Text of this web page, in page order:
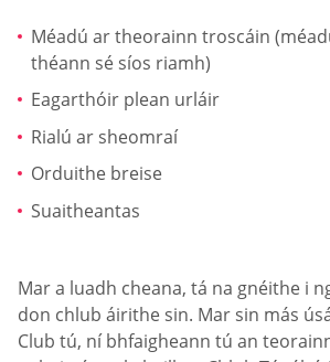
Méadú ar theorainn troscáin
théann sé síos riamh)
Eagarthóir plean urláir
Rialú ar sheomraí
Orduithe breise
Suaitheantas
Mar a luadh cheana, tá na gnéithe i
don chlub áirithe sin. Mar sin más
Club tú, ní bhfaigheann tú an